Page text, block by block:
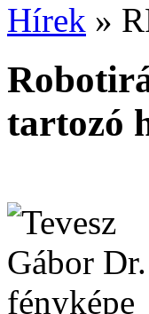
Hírek »
tartozó